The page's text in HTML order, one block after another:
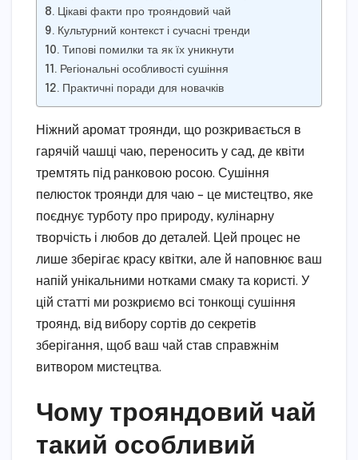
Цікаві факти про трояндовий чай
Культурний контекст і сучасні тренди
Типові помилки та як їх уникнути
Регіональні особливості сушіння
Практичні поради для новачків
Ніжний аромат троянди, що розкривається в
гарячій чашці чаю, переносить у сад, де квіти
тремтять під ранковою росою. Сушіння
пелюсток троянди для чаю – це мистецтво, яке
поєднує турботу про природу, кулінарну
творчість і любов до деталей. Цей процес не
лише зберігає красу квітки, але й наповнює ваш
напій унікальними нотками смаку та користі. У
цій статті ми розкриємо всі тонкощі сушіння
троянд, від вибору сортів до секретів
зберігання, щоб ваш чай став справжнім
витвором мистецтва.
Чому трояндовий чай
такий особливий